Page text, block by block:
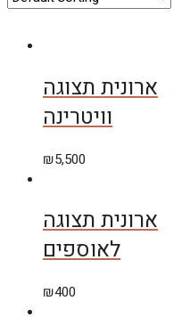
ארונית תצוגה
וויטרינה
₪5,500
ארונית תצוגה
לאוספים
₪400